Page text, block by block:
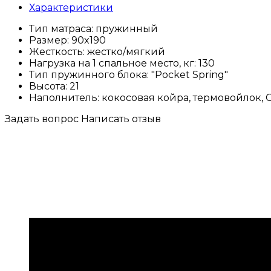
Характеристики
Тип матраса: пружинный
Размер: 90x190
Жесткость: жестко/мягкий
Нагрузка на 1 спальное место, кг: 130
Тип пружинного блока: "Pocket Spring"
Высота: 21
Наполнитель: кокосовая койра, термовойлок,
Задать вопрос Написать отзыв